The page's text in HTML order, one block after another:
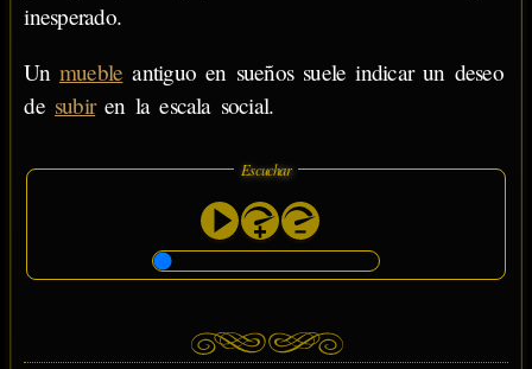
inesperado.
Un mueble antiguo en sueños suele indicar un deseo
de subiren la escala social.
Escuchar